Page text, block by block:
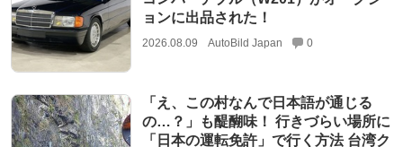
ョンに出品された！
2026.08.09 AutoBild Japan 0
「え、この村なんで日本語が通じる
の…？」も醍醐味！ 行きづらい場所に
「日本の運転免許」で行く方法 台湾ク